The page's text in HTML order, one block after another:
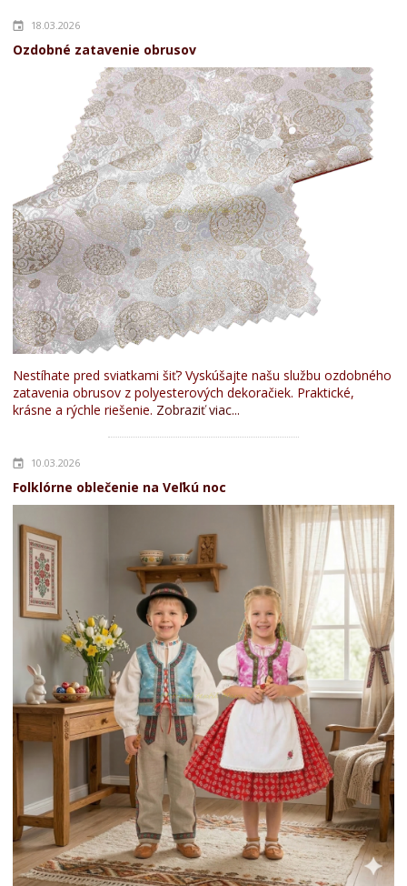
18.03.2026
Ozdobné zatavenie obrusov
Nestíhate pred sviatkami šiť? Vyskúšajte našu službu ozdobného
zatavenia obrusov z polyesterových dekoračiek. Praktické,
krásne a rýchle riešenie. Zobraziť viac...
10.03.2026
Folklórne oblečenie na Veľkú noc